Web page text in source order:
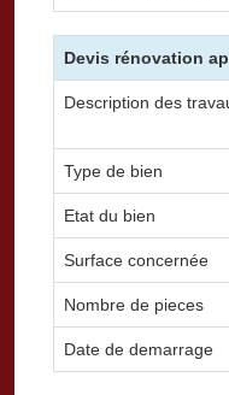
Devis rénovation
Description des
Type de bien
Etat du bien
Surface concernée
Nombre de pieces
Date de demarrage